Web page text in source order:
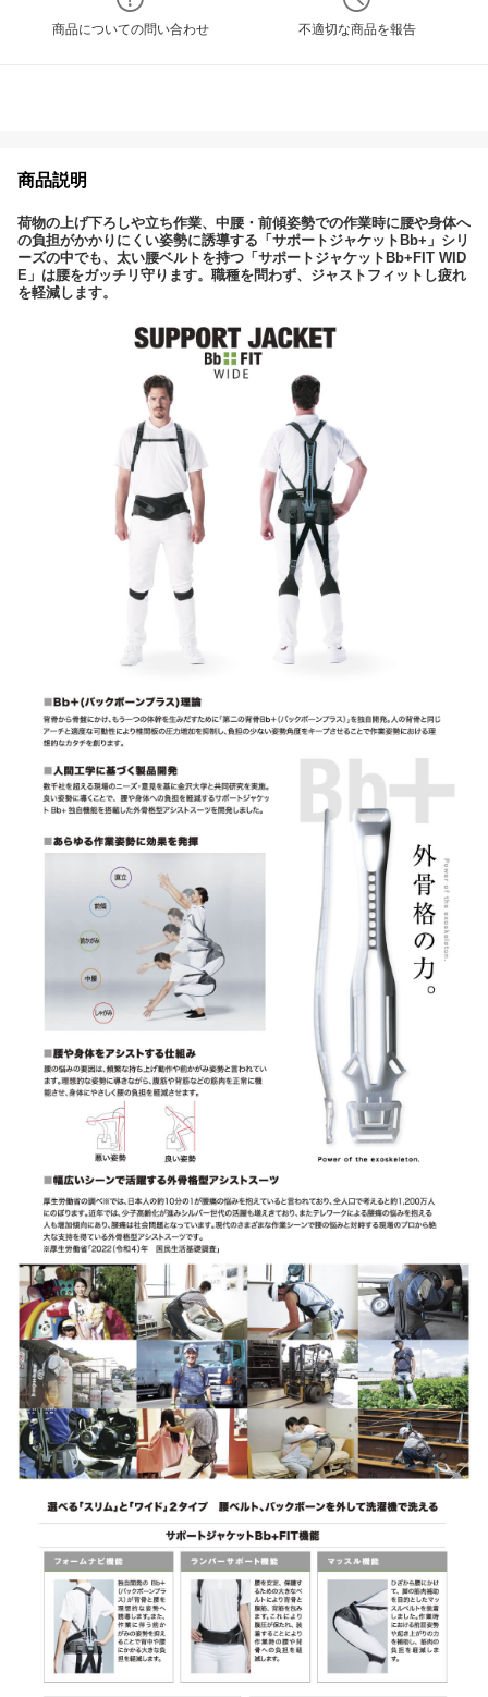
商品についての問い合わせ 不適切な商品を報告
商品説明
荷物の上げ下ろしや立ち作業、中腰・前傾姿勢での作業時に腰や身体へ
の負担がかかりにくい姿勢に誘導する「サポートジャケットBb+」シリ
ーズの中でも、太い腰ベルトを持つ「サポートジャケットBb+FIT WID
E」は腰をガッチリ守ります。職種を問わず、ジャストフィットし疲れ
を軽減します。